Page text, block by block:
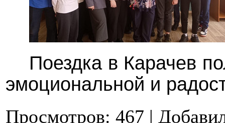
Поездка в Карачев
эмоциональной и
Просмотров: 467 |